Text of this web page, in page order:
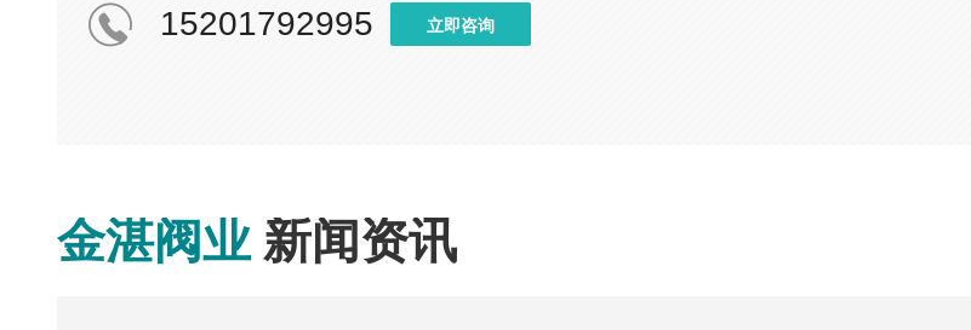
15201792995 立即咨询
金湛阀业 新闻资讯